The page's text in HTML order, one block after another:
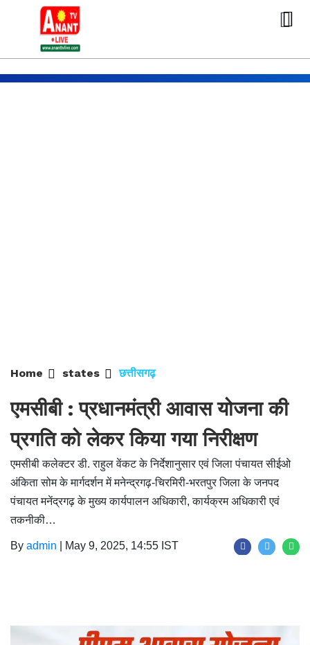
Home states छत्तीसगढ़
एमसीबी : प्रधानमंत्री आवास योजना की
प्रगति को लेकर किया गया निरीक्षण
एमसीबी कलेक्टर डी. राहुल वेंकट के निर्देशानुसार एवं जिला पंचायत सीईओ
अंकिता सोम के मार्गदर्शन में मनेन्द्रगढ़-चिरमिरी-भरतपुर जिला के जनपद
पंचायत मनेंद्रगढ़ के मुख्य कार्यपालन अधिकारी, कार्यक्रम अधिकारी एवं
तकनीकी…
By admin May 9, 2025, 14:55 IST